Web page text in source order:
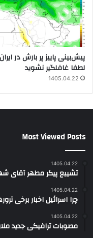
پیش‌بینی پاییز پر بارش در
لطفا غافلگیر نشوید
1405.04.22
Most Viewed Posts
1405.04.22
تشییع پیکر مطهر آقای
1405.04.22
چرا اسرائیل اخبار برخی
1405.04.22
مصوبات ترافیکی جدید